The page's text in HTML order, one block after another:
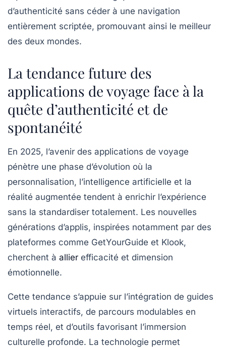
d’authenticité sans céder à une navigation
entièrement scriptée, promouvant ainsi le meilleur
des deux mondes.
La tendance future des
applications de voyage face à la
quête d’authenticité et de
spontanéité
En 2025, l’avenir des applications de voyage
pénètre une phase d’évolution où la
personnalisation, l’intelligence artificielle et la
réalité augmentée tendent à enrichir l’expérience
sans la standardiser totalement. Les nouvelles
générations d’applis, inspirées notamment par des
plateformes comme GetYourGuide et Klook,
cherchent à allier efficacité et dimension
émotionnelle.
Cette tendance s’appuie sur l’intégration de guides
virtuels interactifs, de parcours modulables en
temps réel, et d’outils favorisant l’immersion
culturelle profonde. La technologie permet